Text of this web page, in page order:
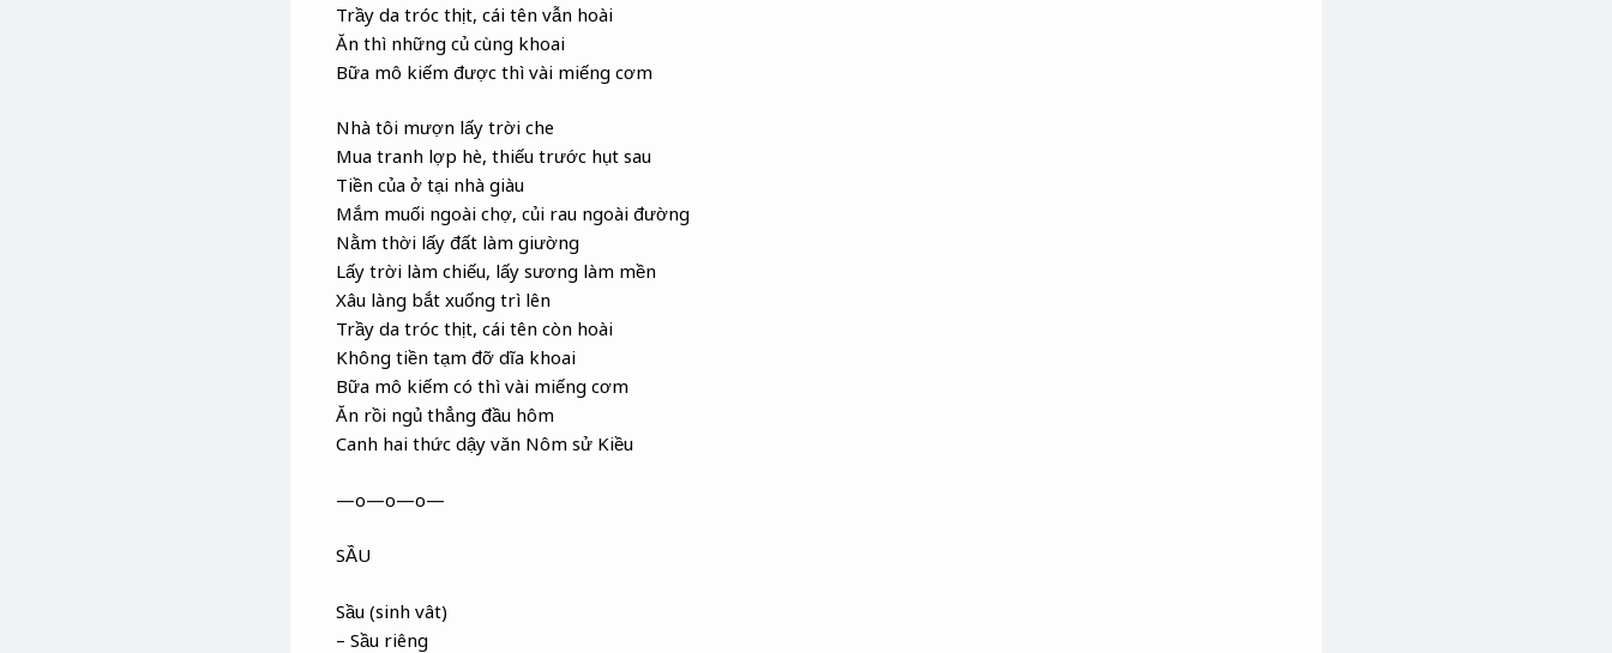
Trầy da tróc thịt, cái tên vẫn hoài
Ăn thì những củ cùng khoai
Bữa mô kiếm được thì vài miếng cơm
Nhà tôi mượn lấy trời che
Mua tranh lợp hè, thiếu trước hụt sau
Tiền của ở tại nhà giàu
Mắm muối ngoài chợ, củi rau ngoài đường
Nằm thời lấy đất làm giường
Lấy trời làm chiếu, lấy sương làm mền
Xâu làng bắt xuống trì lên
Trầy da tróc thịt, cái tên còn hoài
Không tiền tạm đỡ dĩa khoai
Bữa mô kiếm có thì vài miếng cơm
Ăn rồi ngủ thẳng đầu hôm
Canh hai thức dậy văn Nôm sử Kiều
—o—o—o—
SẦU
Sầu (sinh vât)
– Sầu riêng